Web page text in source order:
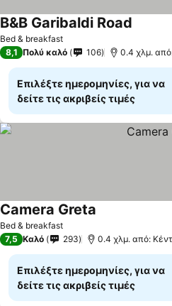
Bed & breakfast
B&B Garibaldi Road
8,1 Πολύ καλό 106 0.4 χλμ.
Επιλέξτε ημερομηνίες, για να
δείτε τις ακριβείς τιμές
Bed & breakfast
Camera Greta
7,5 Καλό 293 0.4 χλμ. από:
Επιλέξτε ημερομηνίες, για να
δείτε τις ακριβείς τιμές